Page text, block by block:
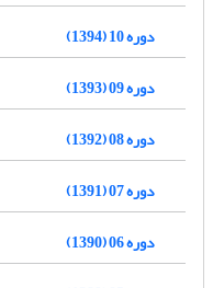
دوره 10 (1394)
دوره 09 (1393)
دوره 08 (1392)
دوره 07 (1391)
دوره 06 (1390)